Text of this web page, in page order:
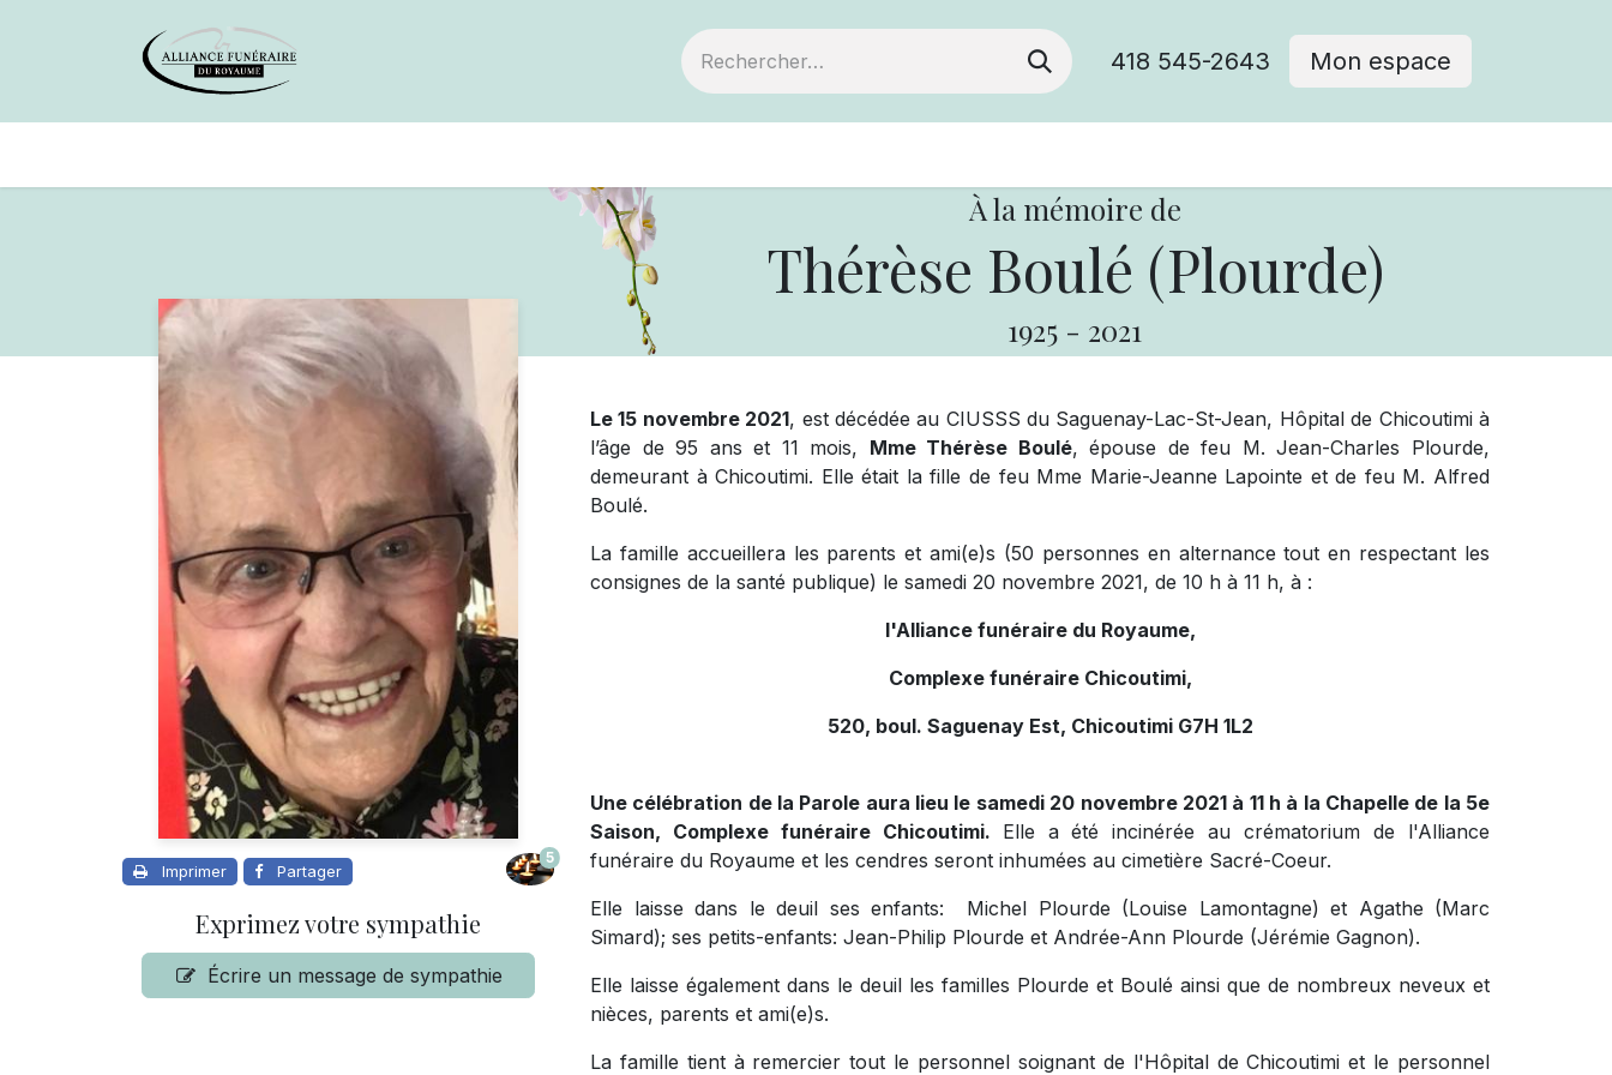
418 545-2643 Mon espace
À la mémoire de
Thérèse Boulé (Plourde)
1925 - 2021
Imprimer Partager
5
Exprimez votre sympathie
Écrire un message de sympathie
Le 15 novembre 2021, est décédée au CIUSSS du Saguenay-Lac-St-Jean, Hôpital de Chicoutimi à
l’âge de 95 ans et 11 mois, Mme Thérèse Boulé, épouse de feu M. Jean-Charles Plourde,
demeurant à Chicoutimi. Elle était la fille de feu Mme Marie-Jeanne Lapointe et de feu M. Alfred
Boulé.
La famille accueillera les parents et ami(e)s (50 personnes en alternance tout en respectant les
consignes de la santé publique) le samedi 20 novembre 2021, de 10 h à 11 h, à :
l'Alliance funéraire du Royaume,
Complexe funéraire Chicoutimi,
520, boul. Saguenay Est, Chicoutimi G7H 1L2
Une célébration de la Parole aura lieu le samedi 20 novembre 2021 à 11 h à la Chapelle de la 5e
Saison, Complexe funéraire Chicoutimi. Elle a été incinérée au crématorium de l'Alliance
funéraire du Royaume et les cendres seront inhumées au cimetière Sacré-Coeur.
Elle laisse dans le deuil ses enfants: Michel Plourde (Louise Lamontagne) et Agathe (Marc
Simard); ses petits-enfants: Jean-Philip Plourde et Andrée-Ann Plourde (Jérémie Gagnon).
Elle laisse également dans le deuil les familles Plourde et Boulé ainsi que de nombreux neveux et
nièces, parents et ami(e)s.
La famille tient à remercier tout le personnel soignant de l'Hôpital de Chicoutimi et le personnel